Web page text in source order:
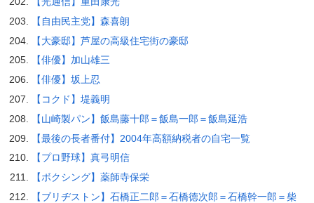
【自由民主党】森喜朗
【大豪邸】芦屋の高級住宅街の豪邸
【俳優】加山雄三
【俳優】坂上忍
【コクド】堤義明
【山崎製パン】飯島藤十郎＝飯島一郎＝飯島延浩
【最後の長者番付】2004年高額納税者の自宅一覧
【プロ野球】真弓明信
【ボクシング】薬師寺保栄
【ブリヂストン】石橋正二郎＝石橋徳次郎＝石橋幹一郎＝柴